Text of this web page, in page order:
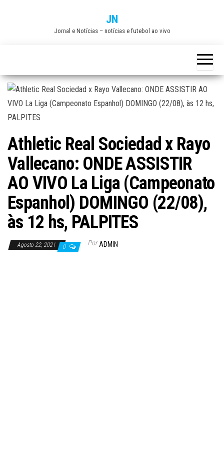
JN
Jornal e Notícias – notícias e futebol ao vivo
Athletic Real Sociedad x Rayo
Vallecano: ONDE ASSISTIR
AO VIVO La Liga (Campeonato
Espanhol) DOMINGO (22/08),
às 12 hs, PALPITES
Agosto 22, 2021 0 Por ADMIN